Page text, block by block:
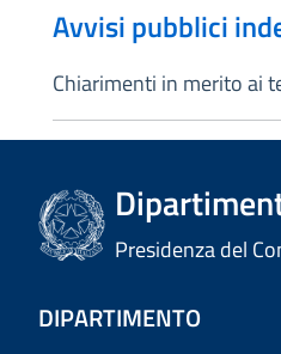
Avvisi pubblici
Chiarimenti in merito ai
Presidenza del
DIPARTIMENTO